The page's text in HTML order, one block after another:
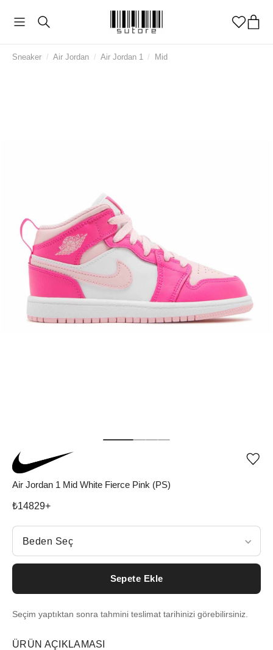
Sneaker / Air Jordan / Air Jordan 1 / Mid
Air Jordan 1 Mid White Fierce Pink (PS)
₺14829+
Beden Seç
Beden Seç
Sepete Ekle
Seçim yaptıktan sonra tahmini teslimat tarihinizi görebilirsiniz.
ÜRÜN AÇIKLAMASI